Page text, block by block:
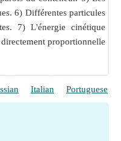
6) Différentes particules
7) L'énergie cinétique
proportionnelle
Italian Portuguese